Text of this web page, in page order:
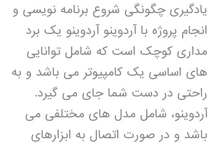
یادگیری چگونگی شروع برنامه نویسی و
انجام پروژه با آردوینو آردوینو یک برد
مداری کوچک است که شامل توانایی
های اساسی یک کامپیوتر می باشد و به
راحتی در دست شما جای می گیرد.
آردوینو، شامل مدل های مختلفی می
باشد و در صورت اتصال به ابزارهای